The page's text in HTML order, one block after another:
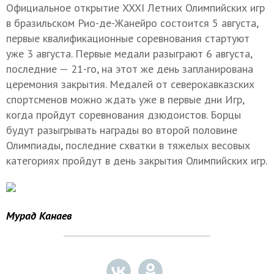
Официальное открытие XXXI Летних Олимпийских игр
в бразильском Рио-де-Жанейро состоится 5 августа,
первые квалификационные соревнования стартуют
уже 3 августа. Первые медали разыграют 6 августа,
последние — 21-го, на этот же день запланирована
церемония закрытия. Медалей от северокавказских
спортсменов можно ждать уже в первые дни Игр,
когда пройдут соревнования дзюдоистов. Борцы
будут разыгрывать награды во второй половине
Олимпиады, последние схватки в тяжелых весовых
категориях пройдут в день закрытия Олимпийских игр.
Мурад Канаев